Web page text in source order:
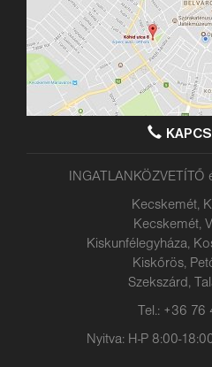
Kecskemét,
Kecskemét,
Kiskunfélegyháza,
Kiskőrös,
Szekszárd,
Tel.: +36
Nyitva: H-P 8:00-